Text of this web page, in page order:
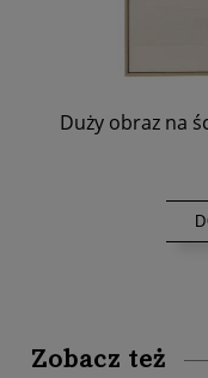
Duży obraz na
Zobacz też